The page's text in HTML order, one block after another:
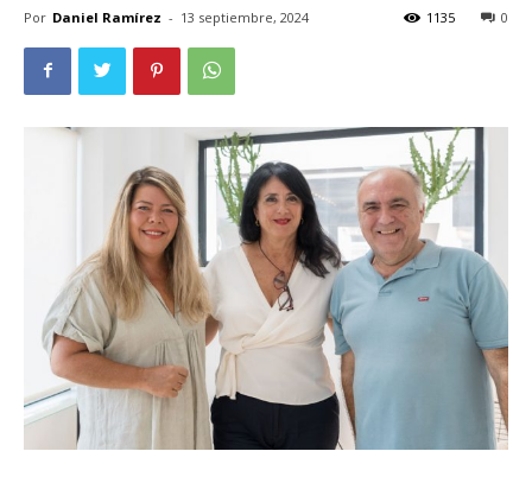
Por Daniel Ramírez - 13 septiembre, 2024 0
1135